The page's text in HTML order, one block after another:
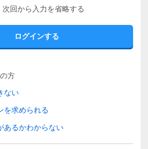
次回から入力を省略する
方
ない
を求められる
あるかわからない